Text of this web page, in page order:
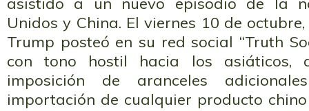
Unidos y China. El viernes 10 de
Trump posteó en su red social “Truth
con tono hostil hacia los asiáticos,
imposición de aranceles
importación de cualquier producto